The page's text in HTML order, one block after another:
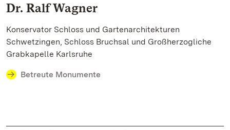
Dr. Ralf Wagner
Konservator Schloss und Gartenarchitekturen
Schwetzingen, Schloss Bruchsal und Großherzogliche
Grabkapelle Karlsruhe
Betreute Monumente